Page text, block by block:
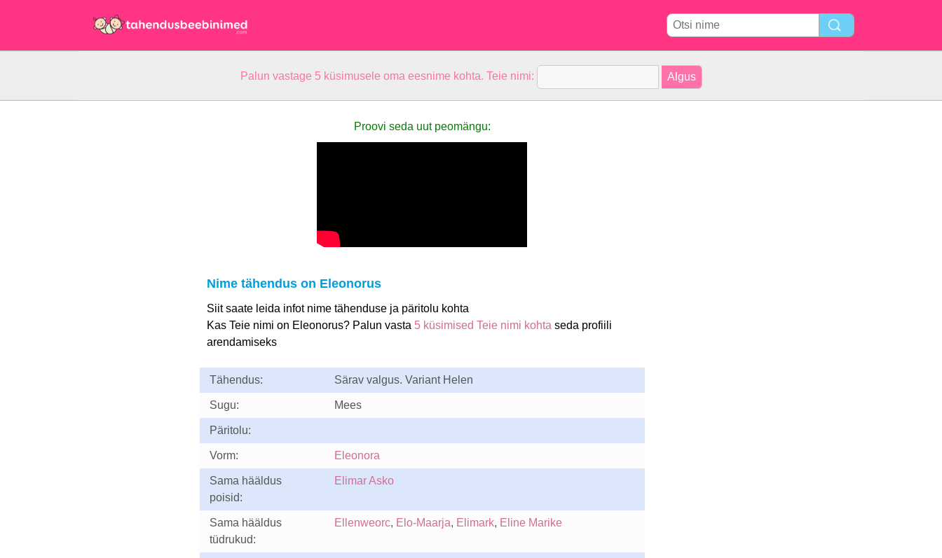
Palun vastage 5 küsimusele oma eesnime kohta. Teie nimi:
Proovi seda uut peomängu:
Nime tähendus on Eleonorus
Siit saate leida infot nime tähenduse ja päritolu kohta
Kas Teie nimi on Eleonorus? Palun vasta 5 küsimised Teie nimi kohta seda profiili
arendamiseks
Tähendus: Särav valgus. Variant Helen
Sugu: Mees
Päritolu:
Vorm: Eleonora
Sama hääldus
poisid:
Elimar Asko
Sama hääldus
tüdrukud:
Ellenweorc, Elo-Maarja, Elimark, Eline Marike